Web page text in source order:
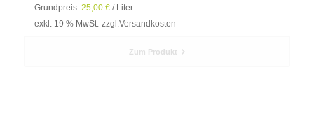
Grundpreis: 25,00 €/ Liter
exkl. 19 % MwSt. zzgl. Versandkosten
Zum Produkt